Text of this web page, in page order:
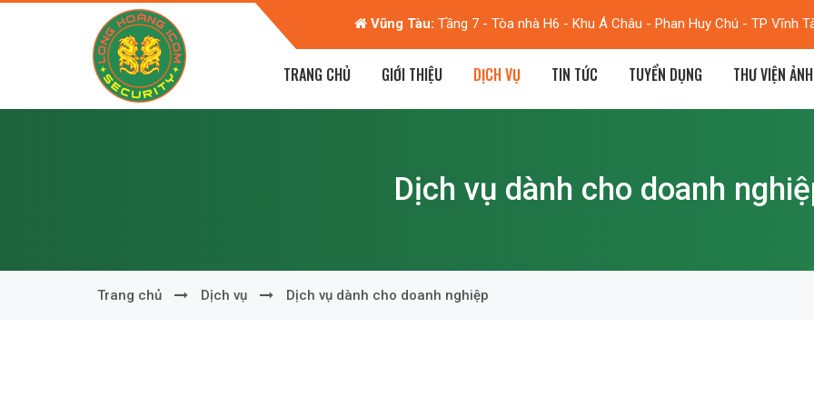
Giáp - TP Trà Vinh - T. Trà Vinh Vũng Tàu: Tầng 7 - Tòa nhà H6 - Khu Á Châu - Phan Huy Chú - TP Vĩnh
TRANG CHỦ GIỚI THIỆU DỊCH VỤ TIN TỨC TUYỂN DỤNG THƯ VIỆN ẢNH
Dịch vụ dành cho doanh
Trang chủ Dịch vụ Dịch vụ dành cho doanh nghiệp